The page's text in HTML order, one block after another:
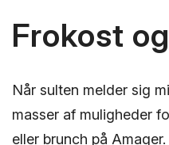
Frokost
Når sulten melder sig
masser af muligheder
eller brunch på Amager.